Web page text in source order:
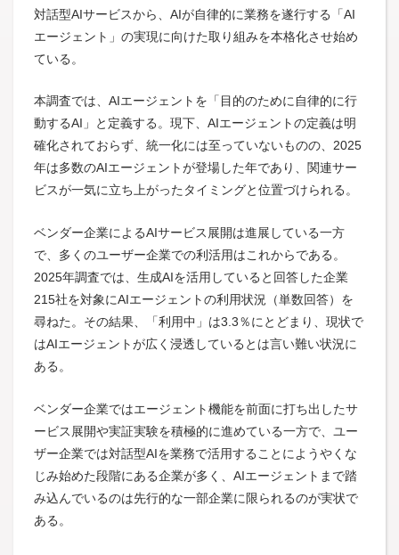
対話型AIサービスから、AIが自律的に業務を遂行する「AI
エージェント」の実現に向けた取り組みを本格化させ始め
ている。
本調査では、AIエージェントを「目的のために自律的に行
動するAI」と定義する。現下、AIエージェントの定義は明
確化されておらず、統一化には至っていないものの、2025
年は多数のAIエージェントが登場した年であり、関連サー
ビスが一気に立ち上がったタイミングと位置づけられる。
ベンダー企業によるAIサービス展開は進展している一方
で、多くのユーザー企業での利活用はこれからである。
2025年調査では、生成AIを活用していると回答した企業
215社を対象にAIエージェントの利用状況（単数回答）を
尋ねた。その結果、「利用中」は3.3％にとどまり、現状で
はAIエージェントが広く浸透しているとは言い難い状況に
ある。
ベンダー企業ではエージェント機能を前面に打ち出したサ
ービス展開や実証実験を積極的に進めている一方で、ユー
ザー企業では対話型AIを業務で活用することにようやくな
じみ始めた段階にある企業が多く、AIエージェントまで踏
み込んでいるのは先行的な一部企業に限られるのが実状で
ある。